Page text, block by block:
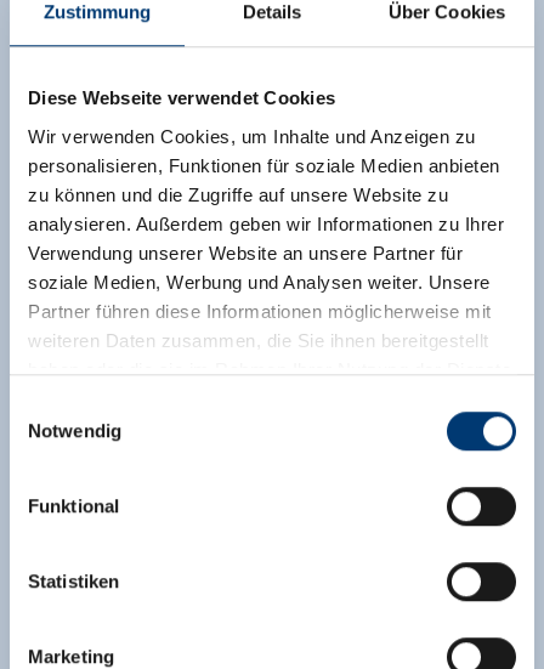
Zustimmung Details Über Cookies
Diese Webseite verwendet Cookies
Wir verwenden Cookies, um Inhalte und Anzeigen zu
personalisieren, Funktionen für soziale Medien anbieten
zu können und die Zugriffe auf unsere Website zu
analysieren. Außerdem geben wir Informationen zu Ihrer
Verwendung unserer Website an unsere Partner für
soziale Medien, Werbung und Analysen weiter. Unsere
Partner führen diese Informationen möglicherweise mit
weiteren Daten zusammen, die Sie ihnen bereitgestellt
haben oder die sie im Rahmen Ihrer Nutzung der Dienste
Rohr 23// A-6280 Zell am Ziller
www.zillertalarena.com
Notwendig
Funktional
Statistiken
Marketing